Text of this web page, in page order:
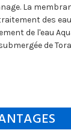
La
des
de l'eau
de